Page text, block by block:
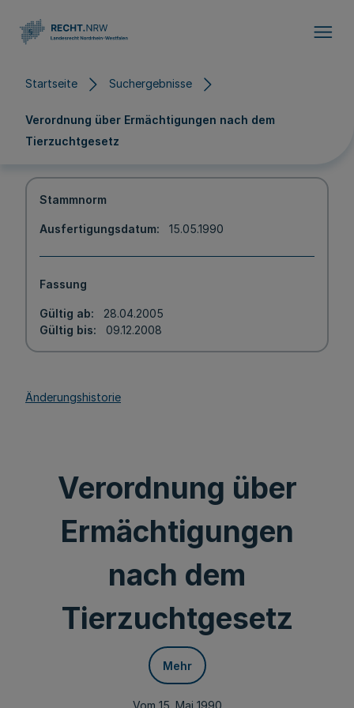
Startseite Suchergebnisse
Verordnung über Ermächtigungen nach dem
Tierzuchtgesetz
Stammnorm
Ausfertigungsdatum 15.05.1990
Fassung
Gültig ab
28.04.2005
Gültig bis
09.12.2008
Änderungshistorie
Verordnung über
Ermächtigungen
nach dem
Tierzuchtgesetz
Mehr
Vom 15. Mai 1990